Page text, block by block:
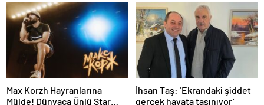
Performans
Max Korzh Hayranlarına
Müjde! Dünyaca Ünlü Star
İhsan Taş: ‘Ekrandaki şiddet
gerçek hayata taşınıyor’